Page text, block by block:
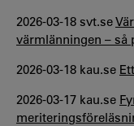
2026-03-18 svt.se
värmlänningen – så
2026-03-18 kau.se
2026-03-17 kau.se